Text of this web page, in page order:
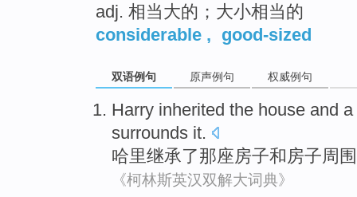
adj. 相当大的；大小相当的
considerable , good-sized
双语例句 原声例句 权威例句
Harry inherited the house and a
surrounds it.
哈里继承了那座房子和房子周围
《柯林斯英汉双解大词典》